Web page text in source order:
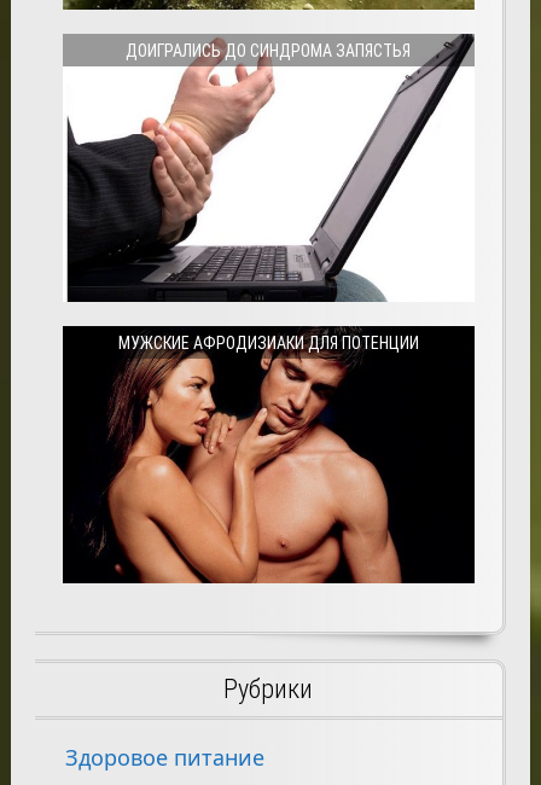
ДОИГРАЛИСЬ ДО СИНДРОМА ЗАПЯСТЬЯ
МУЖСКИЕ АФРОДИЗИАКИ ДЛЯ ПОТЕНЦИИ
Рубрики
Здоровое питание